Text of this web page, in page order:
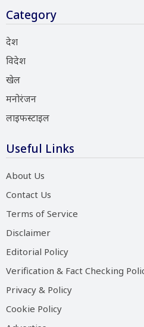
Category
देश
विदेश
खेल
मनोरंजन
लाइफस्टाइल
Useful Links
About Us
Contact Us
Terms of Service
Disclaimer
Editorial Policy
Verification & Fact Checking
Privacy & Policy
Cookie Policy